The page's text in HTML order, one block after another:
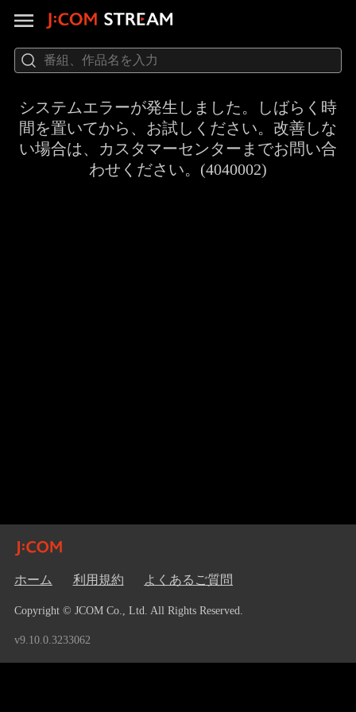
システムエラーが発生しました。しばらく時
間を置いてから、お試しください。改善しな
い場合は、カスタマーセンターまでお問い合
わせください。(4040002)
ホーム 利用規約 よくあるご質問
Copyright © JCOM Co., Ltd. All Rights Reserved.
v9.10.0.3233062